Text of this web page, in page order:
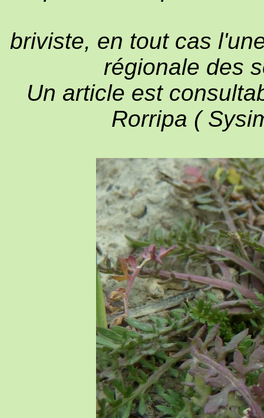
briviste, en tout cas
régionale des
Un article est
Rorripa (